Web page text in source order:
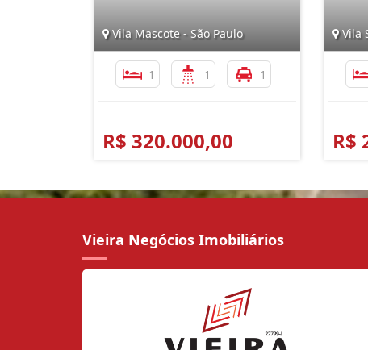
Vila Mascote - São Paulo
1 1 1
R$ 320.000,00
Vila
R$
Vieira Negócios Imobiliários